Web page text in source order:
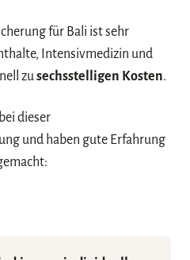
für Bali ist sehr
Intensivmedizin und
zusechsstelligen Kosten.
dieser
und haben gute Erfahrung